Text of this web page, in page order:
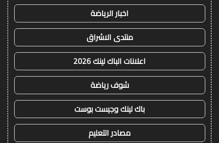
اخبار الرياضة
منتدى الاشراق
اعلانات الباك لينك 2026
شوف رياضة
باك لينك وجيست بوست
مصادر التعليم